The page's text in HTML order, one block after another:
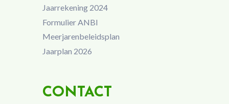
Jaarrekening 2024
Formulier ANBI
Meerjarenbeleidsplan
Jaarplan 2026
CONTACT